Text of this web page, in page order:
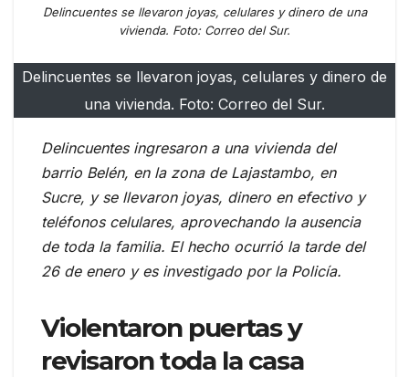
Delincuentes se llevaron joyas, celulares y dinero de una
vivienda. Foto: Correo del Sur.
Delincuentes se llevaron joyas, celulares y dinero de
una vivienda. Foto: Correo del Sur.
Delincuentes ingresaron a una vivienda del
barrio Belén, en la zona de Lajastambo, en
Sucre, y se llevaron joyas, dinero en efectivo y
teléfonos celulares, aprovechando la ausencia
de toda la familia. El hecho ocurrió la tarde del
26 de enero y es investigado por la Policía.
Violentaron puertas y
revisaron toda la casa